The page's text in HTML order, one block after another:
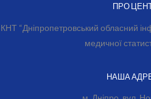
ПРО
КНТ “Дніпропетровський обласний
медичної
НАША